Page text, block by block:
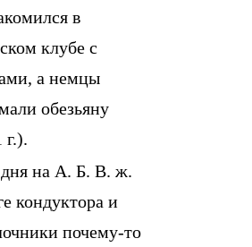
в
клубе с
а немцы
обезьяну
г.).
на А. Б. В. ж.
кондуктора и
почему-то